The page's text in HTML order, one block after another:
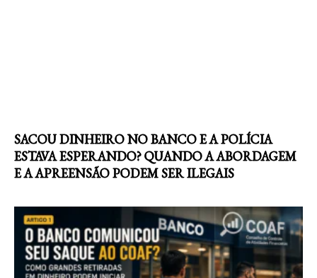
SACOU DINHEIRO NO BANCO E A POLÍCIA
ESTAVA ESPERANDO? QUANDO A ABORDAGEM
E A APREENSÃO PODEM SER ILEGAIS